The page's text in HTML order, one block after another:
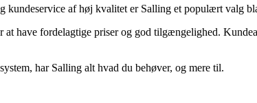
kundeservice af høj kvalitet er Salling et populært valg
have fordelagtige priser og god tilgængelighed.
har Salling alt hvad du behøver, og mere til.